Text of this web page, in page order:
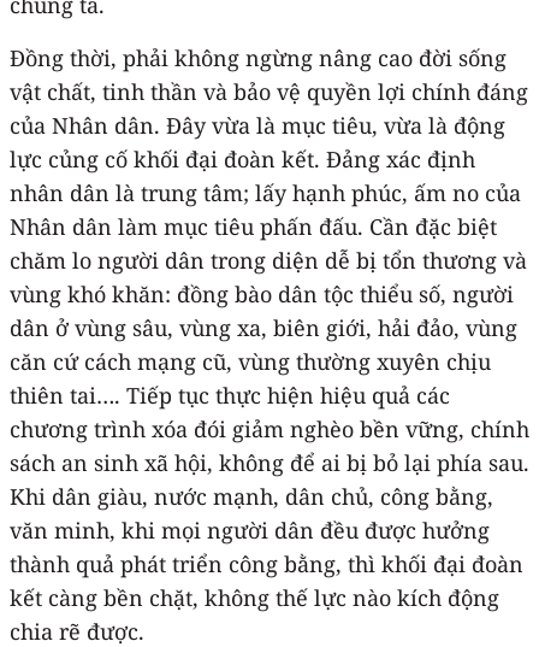
Đồng thời, phải không ngừng nâng cao đời sống
vật chất, tinh thần và bảo vệ quyền lợi chính đáng
của Nhân dân. Đây vừa là mục tiêu, vừa là động
lực củng cố khối đại đoàn kết. Đảng xác định
nhân dân là trung tâm; lấy hạnh phúc, ấm no của
Nhân dân làm mục tiêu phấn đấu. Cần đặc biệt
chăm lo người dân trong diện dễ bị tổn thương và
vùng khó khăn: đồng bào dân tộc thiểu số, người
dân ở vùng sâu, vùng xa, biên giới, hải đảo, vùng
căn cứ cách mạng cũ, vùng thường xuyên chịu
thiên tai…. Tiếp tục thực hiện hiệu quả các
chương trình xóa đói giảm nghèo bền vững, chính
sách an sinh xã hội, không để ai bị bỏ lại phía sau.
Khi dân giàu, nước mạnh, dân chủ, công bằng,
văn minh, khi mọi người dân đều được hưởng
thành quả phát triển công bằng, thì khối đại đoàn
kết càng bền chặt, không thế lực nào kích động
chia rẽ được.